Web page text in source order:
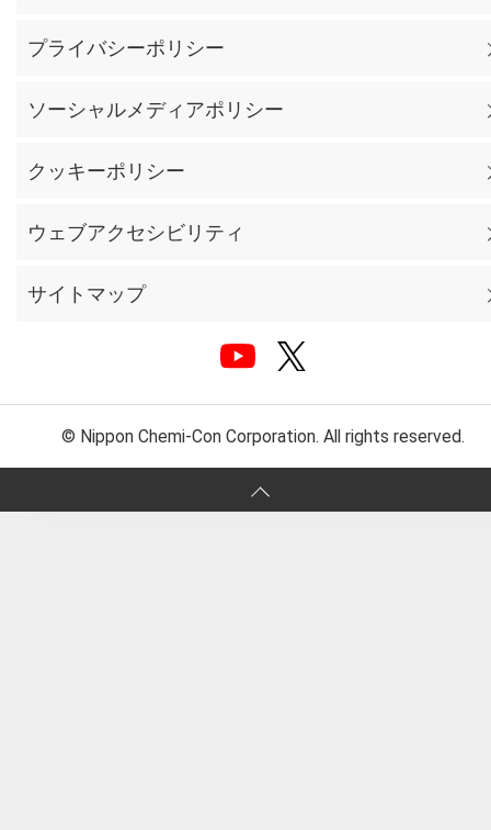
プライバシーポリシー
ソーシャルメディアポリシー
クッキーポリシー
ウェブアクセシビリティ
サイトマップ
© Nippon Chemi-Con Corporation. All rights reserved.